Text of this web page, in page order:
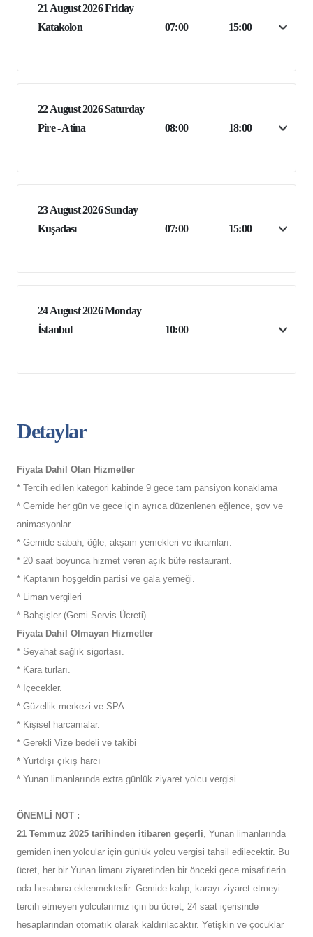
21 August 2026 Friday
Katakolon
07:00 15:00
22 August 2026 Saturday
Pire - Atina
08:00 18:00
23 August 2026 Sunday
Kuşadası
07:00 15:00
24 August 2026 Monday
İstanbul
10:00
Detaylar
Fiyata Dahil Olan Hizmetler
* Tercih edilen kategori kabinde 9 gece tam pansiyon konaklama
* Gemide her gün ve gece için ayrıca düzenlenen eğlence, şov ve
animasyonlar.
* Gemide sabah, öğle, akşam yemekleri ve ikramları.
* 20 saat boyunca hizmet veren açık büfe restaurant.
* Kaptanın hoşgeldin partisi ve gala yemeği.
* Liman vergileri
* Bahşişler (Gemi Servis Ücreti)
Fiyata Dahil Olmayan Hizmetler
* Seyahat sağlık sigortası.
* Kara turları.
* İçecekler.
* Güzellik merkezi ve SPA.
* Kişisel harcamalar.
* Gerekli Vize bedeli ve takibi
* Yurtdışı çıkış harcı
* Yunan limanlarında extra günlük ziyaret yolcu vergisi
ÖNEMLİ NOT :
21 Temmuz 2025 tarihinden itibaren geçerli, Yunan limanlarında
gemiden inen yolcular için günlük yolcu vergisi tahsil edilecektir. Bu
ücret, her bir Yunan limanı ziyaretinden bir önceki gece misafirlerin
oda hesabına eklenmektedir. Gemide kalıp, karayı ziyaret etmeyi
tercih etmeyen yolcularımız için bu ücret, 24 saat içerisinde
hesaplarından otomatık olarak kaldırılacaktır. Yetişkin ve çocuklar